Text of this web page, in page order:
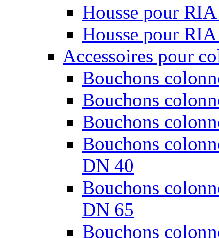
Housse pour
Housse pour
Accessoires pour
Bouchons
Bouchons
Bouchons
Bouchons
DN 40
Bouchons
DN 65
Bouchons